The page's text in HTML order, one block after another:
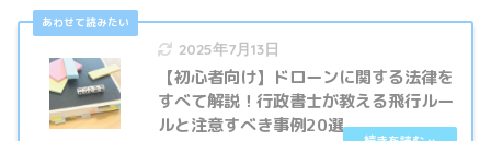
2025年7月13日
【初心者向け】ドローンに関する法律を
すべて解説！行政書士が教える飛行ルー
ルと注意すべき事例20選